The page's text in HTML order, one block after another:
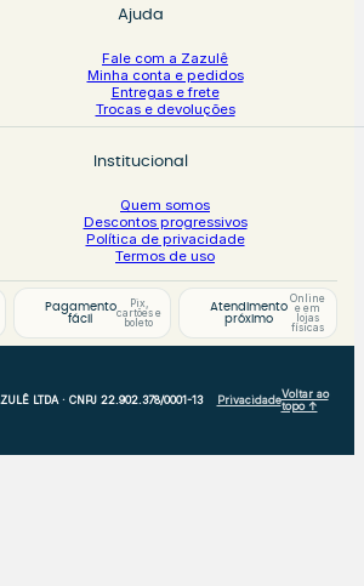
Ajuda
Fale com a Zazulê
Minha conta e pedidos
Entregas e frete
Trocas e devoluções
Institucional
Quem somos
Descontos progressivos
Política de privacidade
Termos de uso
Pagamento
fácil
Pix,
cartões e
boleto
Atendimento
próximo
Online
e em
lojas
físicas
LTDA · CNPJ 22.902.378/0001-13 PrivacidadeVoltar ao
topo ↑